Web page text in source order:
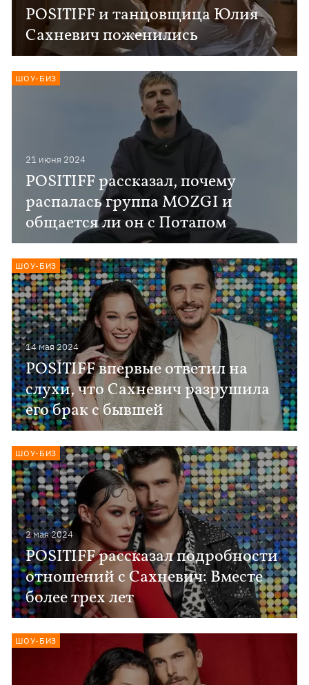
POSITIFF и танцовщица Юлия
Сахневич поженились
21 июня 2024
POSITIFF рассказал, почему
распалась группа MOZGI и
общается ли он с Потапом
ШОУ-БИЗ
14 мая 2024
POSITIFF впервые ответил на
слухи, что Сахневич разрушила
его брак с бывшей
ШОУ-БИЗ
2 мая 2024
POSITIFF рассказал подробности
отношений с Сахневич: Вместе
более трех лет
ШОУ-БИЗ
ШОУ-БИЗ